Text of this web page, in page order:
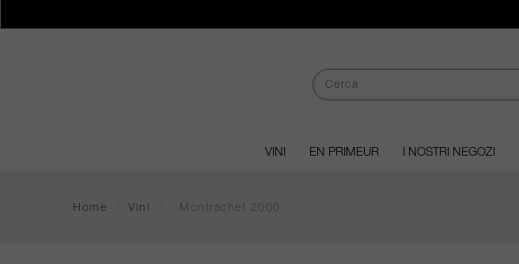
VINI EN PRIMEUR I NOSTRI NEGOZI
Home Vini Montrachet 2000